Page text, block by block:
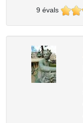
9 évals